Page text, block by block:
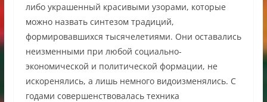
либо украшенный красивыми узорами, которые
можно назвать синтезом традиций,
формировавшихся тысячелетиями. Они оставались
неизменными при любой социально-
экономической и политической формации, не
искоренялись, а лишь немного видоизменялись. С
годами совершенствовалась техника